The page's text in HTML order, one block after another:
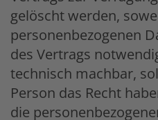
gelöscht werden,
personenbezogenen
des Vertrags
technisch machbar,
Person das Recht
die